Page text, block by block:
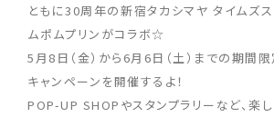
ともに30周年の新宿タカシマヤ タイムズス
ムポムプリンがコラボ☆
5月8日（金）から6月6日（土）までの期間
キャンペーンを開催するよ！
POP-UP SHOPやスタンプラリーなど、楽